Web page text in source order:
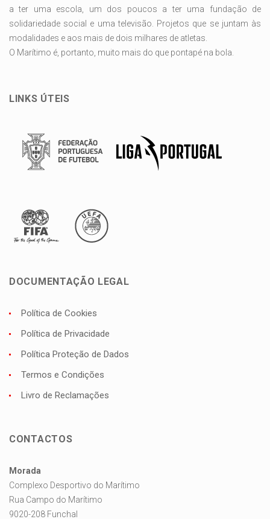
a ter uma escola, um dos poucos a ter uma fundação de
solidariedade social e uma televisão. Projetos que se juntam às
modalidades e aos mais de dois milhares de atletas.
O Marítimo é, portanto, muito mais do que pontapé na bola.
LINKS ÚTEIS
DOCUMENTAÇÃO LEGAL
Política de Cookies
Política de Privacidade
Política Proteção de Dados
Termos e Condições
Livro de Reclamações
CONTACTOS
Morada
Complexo Desportivo do Marítimo
Rua Campo do Marítimo
9020-208 Funchal